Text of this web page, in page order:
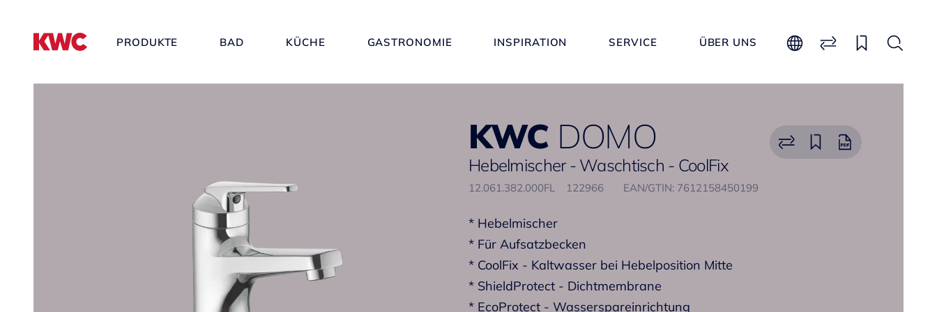
PRODUKTE BAD KÜCHE GASTRONOMIE INSPIRATION SERVICE ÜBER UNS
KWC DOMO
Hebelmischer - Waschtisch - CoolFix
12.061.382.000FL 122966 EAN/GTIN: 7612158450199
* Hebelmischer
* Für Aufsatzbecken
* CoolFix - Kaltwasser bei Hebelposition Mitte
* ShieldProtect - Dichtmembrane
* EcoProtect - Wasserspareinrichtung